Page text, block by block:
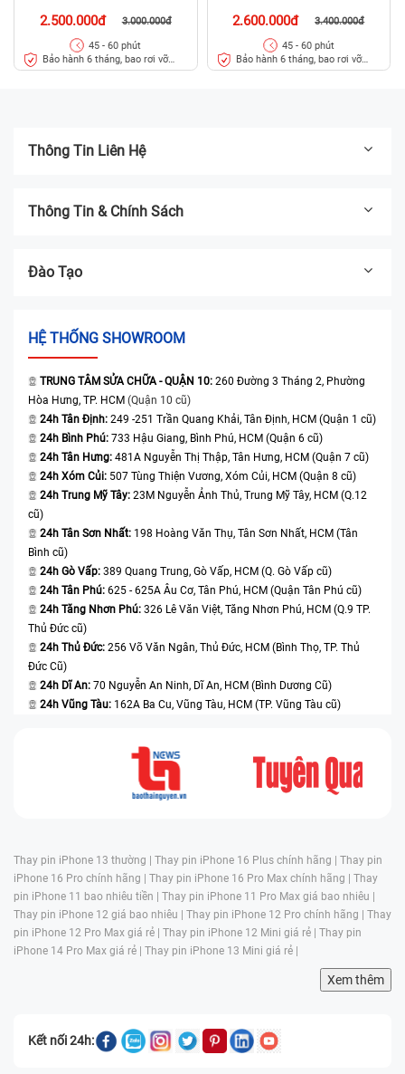
2.500.000đ 3.000.000đ
45 - 60 phút
Bảo hành 6 tháng, bao rơi vỡ
kính
2.600.000đ 3.400.000đ
45 - 60 phút
Bảo hành 6 tháng, bao rơi vỡ
kính
Thông Tin Liên Hệ
Thông Tin & Chính Sách
Đào Tạo
HỆ THỐNG SHOWROOM
TRUNG TÂM SỬA CHỮA - QUẬN 10: 260 Đường 3 Tháng 2, Phường
Hòa Hưng, TP. HCM (Quận 10 cũ)
24h Tân Định: 249 -251 Trần Quang Khải, Tân Định, HCM (Quận 1 cũ)
24h Bình Phú: 733 Hậu Giang, Bình Phú, HCM (Quận 6 cũ)
24h Tân Hưng: 481A Nguyễn Thị Thập, Tân Hưng, HCM (Quận 7 cũ)
24h Xóm Củi: 507 Tùng Thiện Vương, Xóm Củi, HCM (Quận 8 cũ)
24h Trung Mỹ Tây: 23M Nguyễn Ảnh Thủ, Trung Mỹ Tây, HCM (Q.12
cũ)
24h Tân Sơn Nhất: 198 Hoàng Văn Thụ, Tân Sơn Nhất, HCM (Tân
Bình cũ)
24h Gò Vấp: 389 Quang Trung, Gò Vấp, HCM (Q. Gò Vấp cũ)
24h Tân Phú: 625 - 625A Âu Cơ, Tân Phú, HCM (Quận Tân Phú cũ)
24h Tăng Nhơn Phú: 326 Lê Văn Việt, Tăng Nhơn Phú, HCM (Q.9 TP.
Thủ Đức cũ)
24h Thủ Đức: 256 Võ Văn Ngân, Thủ Đức, HCM (Bình Thọ, TP. Thủ
Đức Cũ)
24h Dĩ An: 70 Nguyễn An Ninh, Dĩ An, HCM (Bình Dương Cũ)
24h Vũng Tàu: 162A Ba Cu, Vũng Tàu, HCM (TP. Vũng Tàu cũ)
Thay pin iPhone 13 thường | Thay pin iPhone 16 Plus chính hãng | Thay pin
iPhone 16 Pro chính hãng | Thay pin iPhone 16 Pro Max chính hãng | Thay
pin iPhone 11 bao nhiêu tiền | Thay pin iPhone 11 Pro Max giá bao nhiêu |
Thay pin iPhone 12 giá bao nhiêu | Thay pin iPhone 12 Pro chính hãng | Thay
pin iPhone 12 Pro Max giá rẻ | Thay pin iPhone 12 Mini giá rẻ | Thay pin
iPhone 14 Pro Max giá rẻ | Thay pin iPhone 13 Mini giá rẻ |
Xem thêm
Kết nối 24h: